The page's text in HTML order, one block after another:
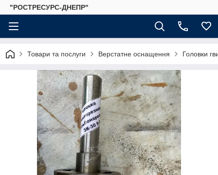
"РОСТРЕСУРС-ДНЕПР"
Товари та послуги Верстатне оснащення Головки